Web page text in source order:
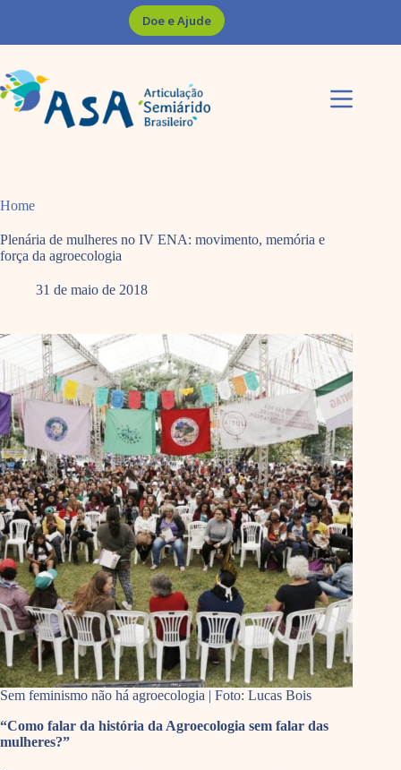
Doe e Ajude
Home
Plenária de mulheres no IV ENA: movimento, memória e
força da agroecologia
31 de maio de 2018
Sem feminismo não há agroecologia | Foto: Lucas Bois
“Como falar da história da Agroecologia sem falar das
mulheres?”